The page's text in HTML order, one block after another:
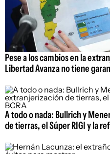
Pese a los cambios en la
Libertad Avanza no tiene
A todo o nada: Bullrich y
de tierras, el Súper RIGI y la